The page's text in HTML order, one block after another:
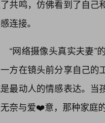
共鸣，仿佛看到了自己
连接。
“网络摄像头真实夫妻”
方在镜头前分享自己的
最动人的情感表达。当
奈与爱❤️意，那种家庭